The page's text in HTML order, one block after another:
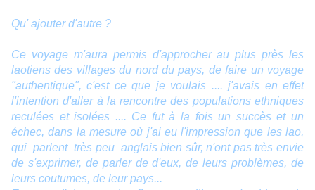
Qu' ajouter d'autre ?
Ce voyage m'aura permis d'approcher au plus près les
laotiens des villages du nord du pays, de faire un voyage
"authentique", c'est ce que je voulais .... j'avais en effet
l'intention d'aller à la rencontre des populations ethniques
reculées et isolées .... Ce fut à la fois un succès et un
échec, dans la mesure où j'ai eu l'impression que les lao,
qui parlent très peu anglais bien sûr, n'ont pas très envie
de s'exprimer, de parler de d'eux, de leurs problèmes, de
leurs coutumes, de leur pays...